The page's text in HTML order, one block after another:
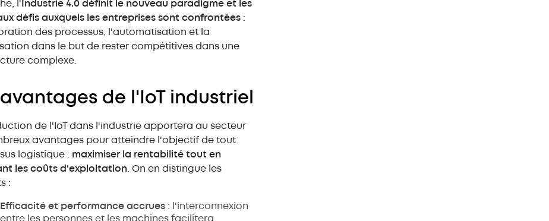
l' Industrie 4.0 définit le nouveau paradigme et les
défis auxquels les entreprises sont confrontées :
des processus, l'automatisation et la
dans le but de rester compétitives dans une
complexe.
avantages de l'IoT industriel
de l'IoT dans l'industrie apportera au secteur
avantages pour atteindre l'objectif de tout
logistique : maximiser la rentabilité tout en
les coûts d'exploitation . On en distingue les
:
Efficacité et performance accrues : l'interconnexion
entre les personnes et les machines facilitera